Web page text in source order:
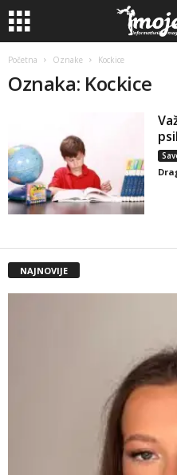
Početna Oznake Kockice
Oznaka: Kockice
NAJNOVIJE